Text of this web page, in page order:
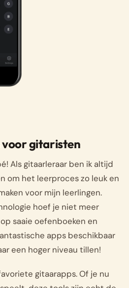
voor gitaristen
Als gitaarleraar ben ik altijd
om het leerproces zo leuk en
voor mijn leerlingen.
hoef je niet meer
saaie oefenboeken en
apps beschikbaar
een hoger niveau tillen!
gitaarapps. Of je nu